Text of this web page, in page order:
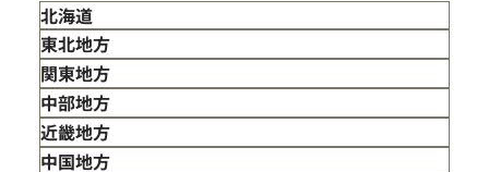
北海道
東北地方
青森県
岩手県
宮城県
秋田県
関東地方
東京都
神奈川県
埼玉県
中部地方
新潟県
富山県
近畿地方
三重県
中国地方